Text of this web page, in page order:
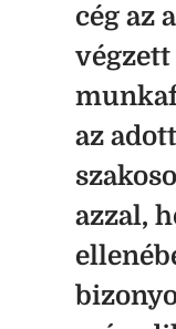
cég az
az
azzal,